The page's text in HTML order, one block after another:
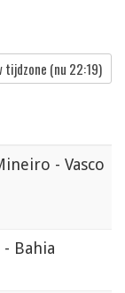
tijdzone (nu 22:19)
- Vasco
Bahia